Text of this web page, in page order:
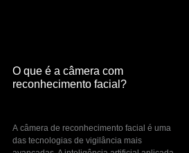
O que é a câmera com
reconhecimento facial?
A câmera de reconhecimento facial é uma
das tecnologias de vigilância mais